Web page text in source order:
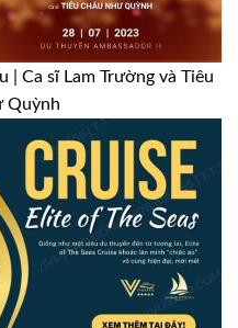
| Ca sĩ Lam Trường và Tiêu
Quỳnh